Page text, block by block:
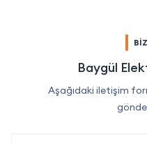
Baygül
Aşağıdaki iletişim